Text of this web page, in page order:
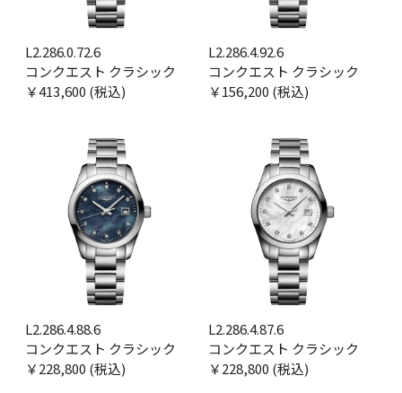
L2.286.0.72.6
コンクエスト クラシック
￥413,600 (税込)
L2.286.4.92.6
コンクエスト クラシック
￥156,200 (税込)
L2.286.4.88.6
コンクエスト クラシック
￥228,800 (税込)
L2.286.4.87.6
コンクエスト クラシック
￥228,800 (税込)